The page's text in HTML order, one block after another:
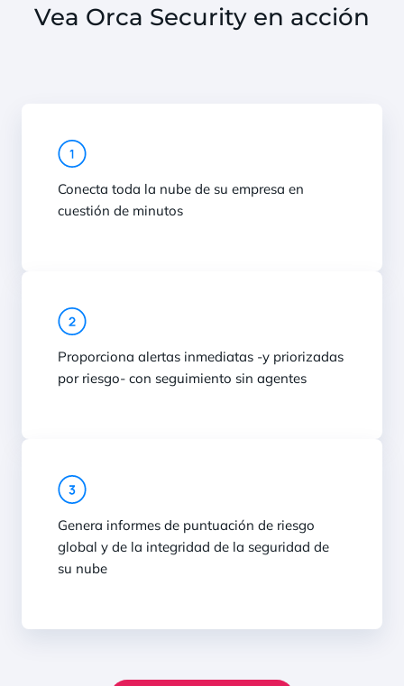
Vea Orca Security en acción
Conecta toda la nube de su empresa en
cuestión de minutos
Proporciona alertas inmediatas -y priorizadas
por riesgo- con seguimiento sin agentes
Genera informes de puntuación de riesgo
global y de la integridad de la seguridad de
su nube